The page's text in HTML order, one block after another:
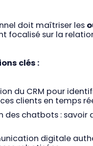
doit maîtriser les
focalisé sur la
clés :
du CRM pour
clients en temps
des chatbots : savoir
digitale